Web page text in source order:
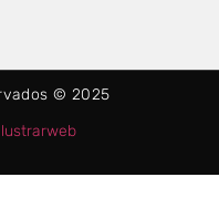
© 2025